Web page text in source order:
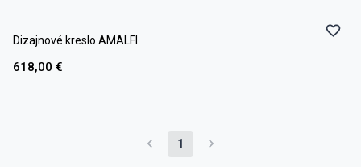
Dizajnové kreslo AMALFI
618,00 €
1